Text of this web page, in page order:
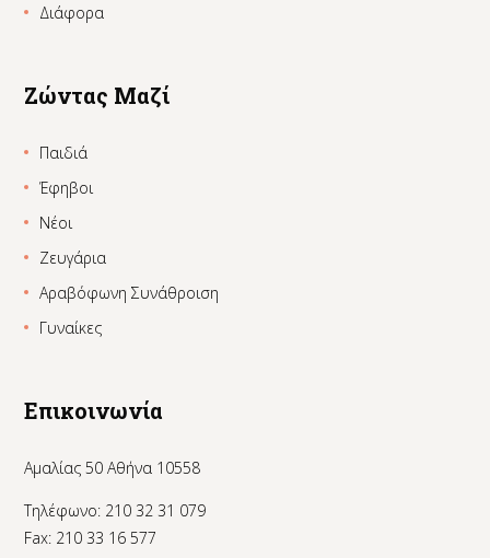
Διάφορα
Ζώντας Μαζί
Παιδιά
Έφηβοι
Νέοι
Ζευγάρια
Αραβόφωνη Συνάθροιση
Γυναίκες
Επικοινωνία
Αμαλίας 50 Αθήνα 10558
Τηλέφωνο: 210 32 31 079
Fax: 210 33 16 577